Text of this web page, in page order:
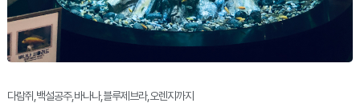
다람쥐,백설공주,바나나,블루제브라,오렌지까지